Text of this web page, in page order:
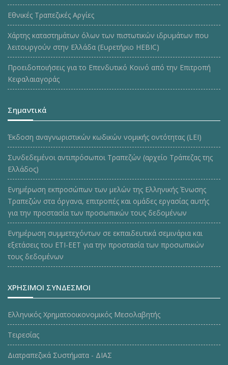
Εθνικές Τραπεζικές Αργίες
Χάρτης καταστημάτων όλων των πιστωτικών ιδρυμάτων που
λειτουργούν στην Ελλάδα (Ευρετήριο HEBIC)
Προειδοποιήσεις για το Επενδυτικό Κοινό από την Επιτροπή
Κεφαλαιαγοράς
Σημαντικά
Έκδοση αναγνωριστικών κωδικών νομικής οντότητας (LEI)
Συνδεδεμένοι αντιπρόσωποι Τραπεζών (αρχείο Τράπεζας της
Ελλάδος)
Ενημέρωση εκπροσώπων των μελών της Ελληνικής Ένωσης
Τραπεζών στα όργανα, επιτροπές και ομάδες εργασίας αυτής
για την προστασία των προσωπικών τους δεδομένων
Ενημέρωση συμμετεχόντων σε εκπαιδευτικά σεμινάρια και
εξετάσεις του ΕΤΙ-ΕΕΤ για την προστασία των προσωπικών
τους δεδομένων
ΧΡΗΣΙΜΟΙ ΣΥΝΔΕΣΜΟΙ
Ελληνικός Χρηματοοικονομικός Μεσολαβητής
Τειρεσίας
Διατραπεζικά Συστήματα - ΔΙΑΣ